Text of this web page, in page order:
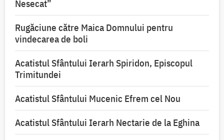
Nesecat”
Rugăciune către Maica Domnului pentru
vindecarea de boli
Acatistul Sfântului Ierarh Spiridon, Episcopul
Trimitundei
Acatistul Sfântului Mucenic Efrem cel Nou
Acatistul Sfântului Ierarh Nectarie de la Eghina